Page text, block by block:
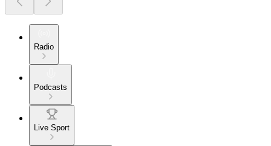
Radio
Podcasts
Live Sport